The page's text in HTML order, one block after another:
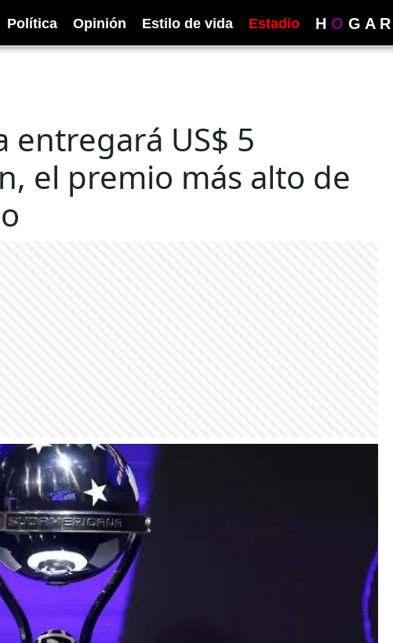
Política Opinión Estilo de vida Estadio H O G A R
entregará US$ 5
el premio más alto de